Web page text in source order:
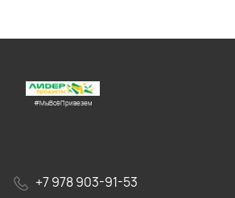
#МыВсёПривезем
+7 978 903-91-53